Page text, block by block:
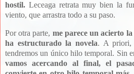
hostil. Leceaga retrata muy bien la
viento, que arrastra todo a su paso.
Por otra parte, me parece un acierto
ha estructurado la novela. A priori,
tendremos un único hilo temporal. Sin
vamos acercando al final, el